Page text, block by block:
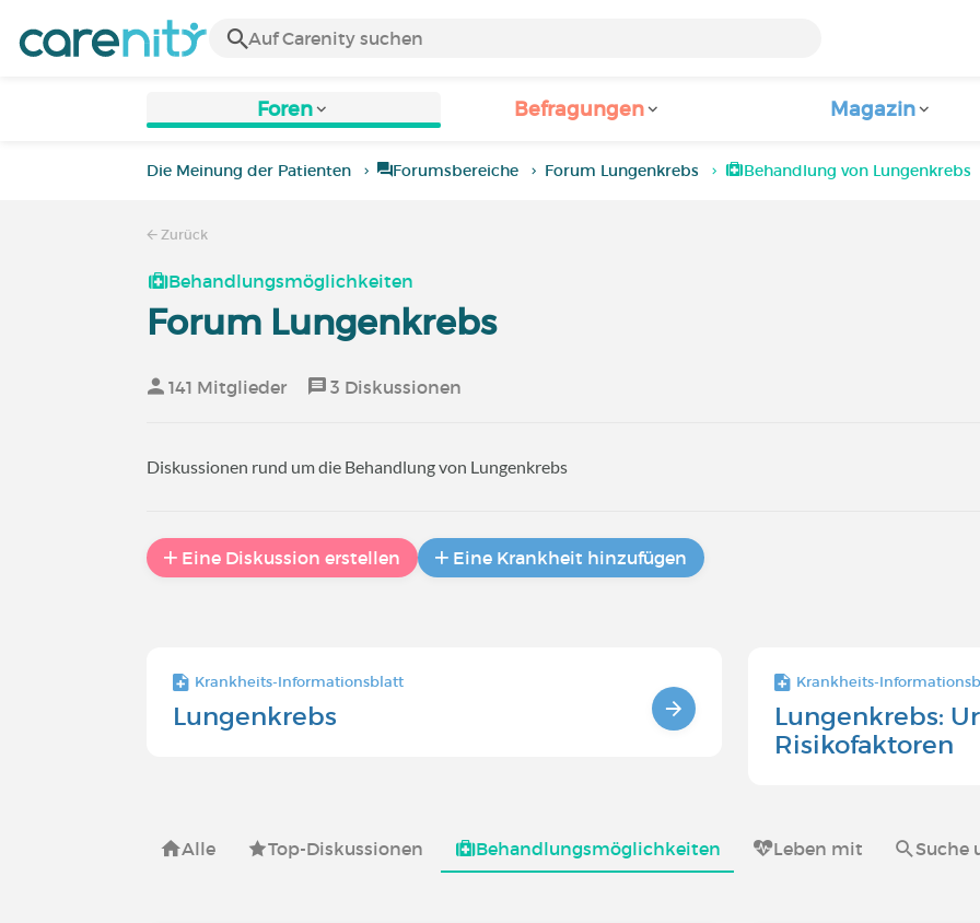
Foren Befragungen Magazin
Die Meinung der Patienten Forumsbereiche Forum Lungenkrebs Behandlung von Lungenkrebs
Zurück
Behandlungsmöglichkeiten
Forum Lungenkrebs
141 Mitglieder 3 Diskussionen
Diskussionen rund um die Behandlung von Lungenkrebs
Eine Diskussion erstellen Eine Krankheit hinzufügen
Krankheits-Informationsblatt
Lungenkrebs
Krankheits-
Lungenkrebs:
Risikofaktoren
Alle Top-Diskussionen Behandlungsmöglichkeiten Leben mit Suche